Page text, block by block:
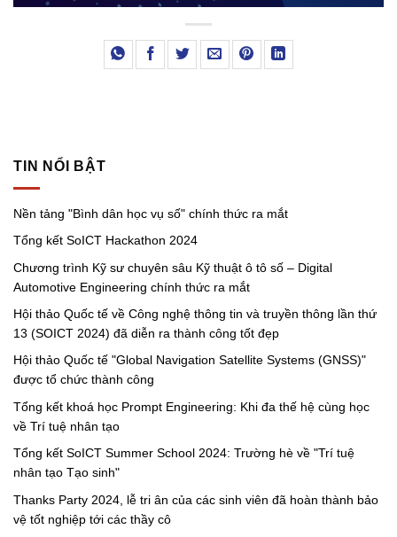
TIN NỔI BẬT
Nền tảng "Bình dân học vụ số" chính thức ra mắt
Tổng kết SoICT Hackathon 2024
Chương trình Kỹ sư chuyên sâu Kỹ thuật ô tô số – Digital
Automotive Engineering chính thức ra mắt
Hội thảo Quốc tế về Công nghệ thông tin và truyền thông lần thứ
13 (SOICT 2024) đã diễn ra thành công tốt đẹp
Hội thảo Quốc tế "Global Navigation Satellite Systems (GNSS)"
được tổ chức thành công
Tổng kết khoá học Prompt Engineering: Khi đa thế hệ cùng học
về Trí tuệ nhân tạo
Tổng kết SoICT Summer School 2024: Trường hè về "Trí tuệ
nhân tạo Tạo sinh"
Thanks Party 2024, lễ tri ân của các sinh viên đã hoàn thành bảo
vệ tốt nghiệp tới các thầy cô